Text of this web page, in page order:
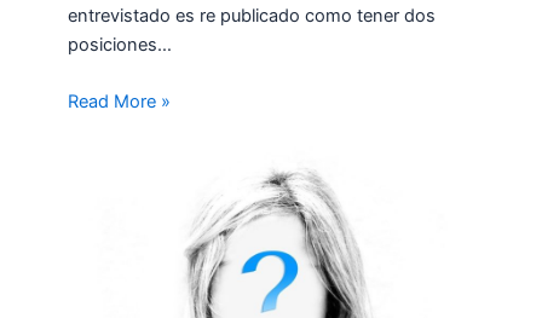
entrevistado es re publicado como tener dos
posiciones…
Read More »